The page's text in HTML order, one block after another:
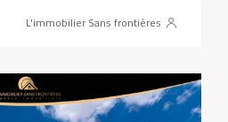
L'immobilier Sans frontières